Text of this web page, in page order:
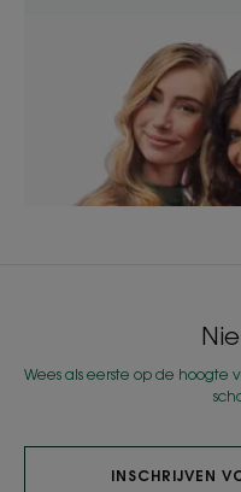
Wees als eerste op de
INSCHRIJVEN